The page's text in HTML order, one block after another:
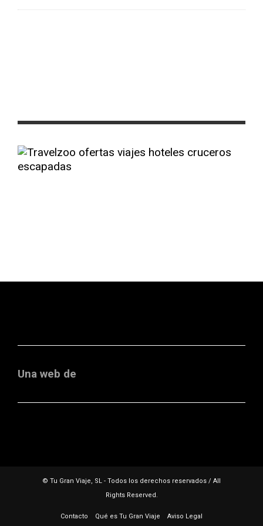
Una web de
© Tu Gran Viaje, SL - Todos los derechos reservados / All
Rights Reserved.
Contacto Qué es Tu Gran Viaje Aviso Legal